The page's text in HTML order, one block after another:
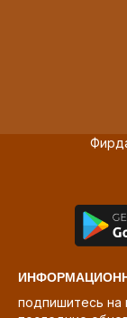
подпишитесь на